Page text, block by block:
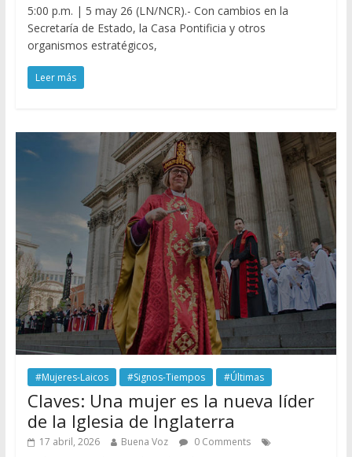
5:00 p.m. | 5 may 26 (LN/NCR).- Con cambios en la
Secretaría de Estado, la Casa Pontificia y otros
organismos estratégicos,
Leer más
#Mujeres-Laicos #Signos-Tiempos #Últimas
Claves: Una mujer es la nueva líder
de la Iglesia de Inglaterra
17 abril, 2026 Buena Voz
0 Comments